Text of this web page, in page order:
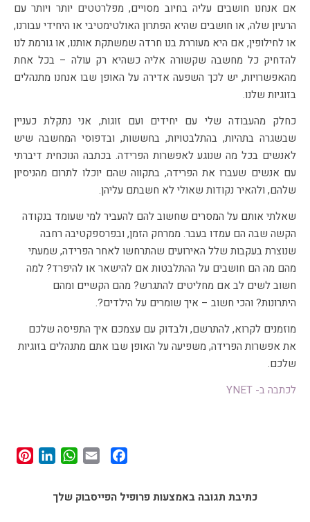
אם אנחנו חושבים עליה בחיוב מסויים, מפלרטטים יותר ויותר עם
הרעיון שלה, או חושבים שהיא הפתרון האולטימטיבי או היחידי עבורנו,
או לחילופין, אם היא מעוררת בנו חרדה שמשתקת אותנו, או גורמת לנו
להדחיק כל מחשבה שקשורה אליה כשהיא רק עולה – בכל אחת
מהאפשרויות, יש לכך השפעה אדירה על האופן שבו אנחנו מתנהלים
בזוגיות שלנו.
כחלק מהעבודה שלי עם יחידים ועם זוגות, אני נתקלת כעניין
שבשגרה בתהיות, בהתלבטויות, בחששות, ובדפוסי המחשבה שיש
לאנשים בכל מה שנוגע לאפשרות הפרידה. בכתבה הנוכחית דיברתי
עם אנשים שעברו את הפרידה, בתקווה שהם יוכלו לתרום מהניסיון
שלהם, ולהאיר נקודות שאולי לא חשבתם עליהן.
שאלתי אותם על המסרים שחשוב להם להעביר למי שעומד בנקודה
הקשה שבה הם עמדו בעבר. ממרחק הזמן, ובפרספקטיבה רחבה
שנוצרת בעקבות שלל האירועים שהתרחשו לאחר הפרידה, שמעתי
מהם מה הם חושבים על ההתלבטות אם להישאר או להיפרד? למה
חשוב לשים לב אם מחליטים להתגרש? מהם הקשיים ומהם
היתרונות? והכי חשוב – איך שומרים על הילדים?.
מוזמנים לקרוא, להתרשם, ולבדוק עם עצמכם איך התפיסה שלכם
את אפשרות הפרידה, משפיעה על האופן שבו אתם מתנהלים בזוגיות
שלכם.
לכתבה ב- YNET
Facebook
Email
כתיבת תגובה באמצעות פרופיל הפייסבוק שלך